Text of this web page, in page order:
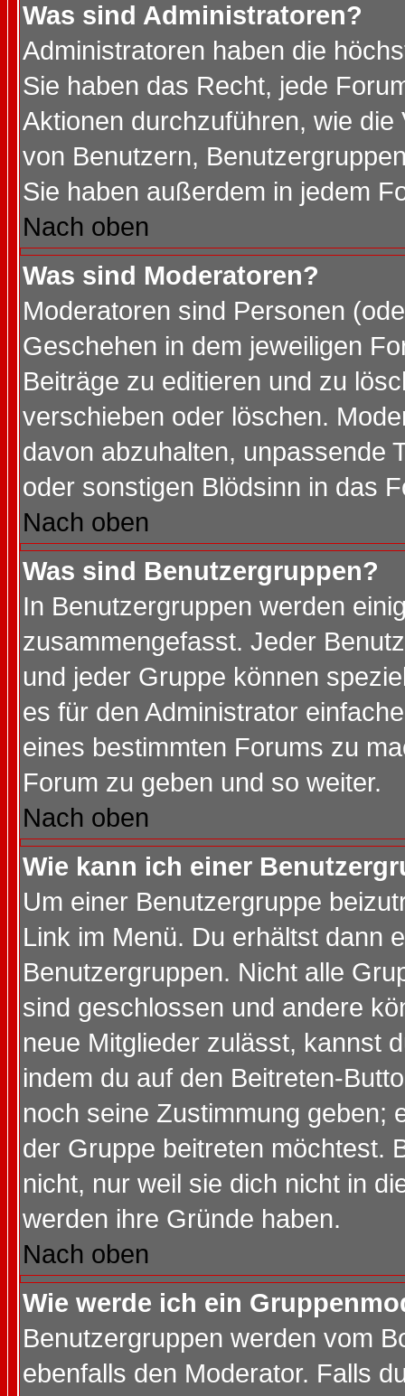
Was sind Administratoren?
Administratoren haben die
Sie haben das Recht, jede
Aktionen durchzuführen, wie
von Benutzern,
Sie haben außerdem in jedem
Nach oben
Was sind Moderatoren?
Moderatoren sind Personen
Geschehen in dem jeweiligen
Beiträge zu editieren und zu
verschieben oder löschen.
davon abzuhalten, unpassende
oder sonstigen Blödsinn in das
Nach oben
Was sind Benutzergruppen?
In Benutzergruppen werden
zusammengefasst. Jeder
und jeder Gruppe können
es für den Administrator
eines bestimmten Forums zu
Forum zu geben und so weiter.
Nach oben
Wie kann ich einer
Um einer Benutzergruppe
Link im Menü. Du erhältst dann
Benutzergruppen. Nicht alle
sind geschlossen und andere
neue Mitglieder zulässt, kannst
indem du auf den Beitreten-
noch seine Zustimmung geben;
der Gruppe beitreten möchtest.
nicht, nur weil sie dich nicht in
werden ihre Gründe haben.
Nach oben
Wie werde ich ein
Benutzergruppen werden vom
ebenfalls den Moderator. Falls